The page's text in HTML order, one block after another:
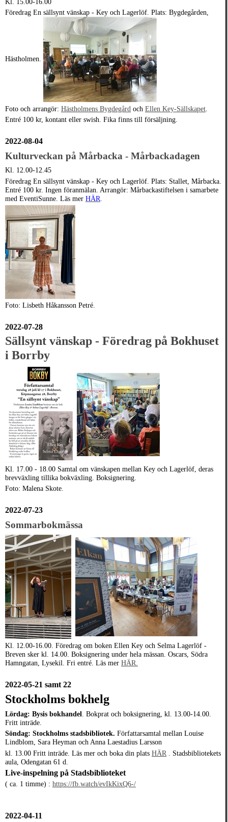
Föredrag En sällsynt vänskap - Key och Lagerlöf. Plats: Bygdegården,
Hästholmen.
Foto och arrangör: Hästholmens Bygdegård och Ellen Key-Sällskapet
Entré 100 kr, kontant eller swish. Fika finns till försäljning.
2022-08-04
Kulturveckan på Mårbacka - Mårbackadagen
Kl. 12.00-12.45
Föredrag En sällsynt vänskap - Key och Lagerlöf. Plats: Stallet, Mårbacka.
Entré 100 kr. Ingen föranmälan. Arrangör: Mårbackastiftelsen i samarbete
med EventiSunne. Läs mer HÄR
Foto: Lisbeth Håkansson Petré.
2022-07-28
Sällsynt vänskap - Föredrag på Bokhuset
i Borrby
Kl. 17.00 - 18.00 Samtal om vänskapen mellan Key och Lagerlöf, deras
brevväxling tillika bokväxling. Boksignering.
Foto: Malena Skote.
2022-07-23
Sommarbokmässa
Kl. 12.00-16.00. Föredrag om boken Ellen Key och Selma Lagerlöf -
Breven sker kl. 14.00. Boksignering under hela mässan. Oscars, Södra
Hamngatan, Lysekil. Fri entré. Läs mer HÄR.
2022-05-21 samt 22
Stockholms bokhelg
Lördag: Bysis bokhandel Bokprat och boksignering, kl. 13.00-14.00.
Fritt inträde.
Söndag: Stockholms stadsbibliotek. Författarsamtal mellan Louise
Lindblom, Sara Heyman och Anna Laestadius Larsson
kl. 13.00 Fritt inträde. Läs mer och boka din plats HÄR . Stadsbibliotekets
aula, Odengatan 61 d.
Live-inspelning på Stadsbiblioteket
( ca. 1 timme) : https://fb.watch/evIkKixQ6-/
2022-04-11